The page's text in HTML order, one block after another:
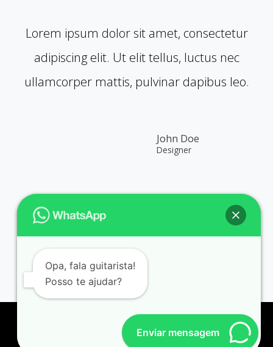
Lorem ipsum dolor sit amet, consectetur
adipiscing elit. Ut elit tellus, luctus nec
ullamcorper mattis, pulvinar dapibus leo.
John Doe
Designer
© 2026 Johny Mafra | Desenvolvido porGabriel Almeida
Opa, fala guitarista!
Posso te ajudar?
Enviar mensagem